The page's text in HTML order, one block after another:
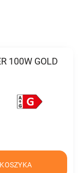
100W GOLD